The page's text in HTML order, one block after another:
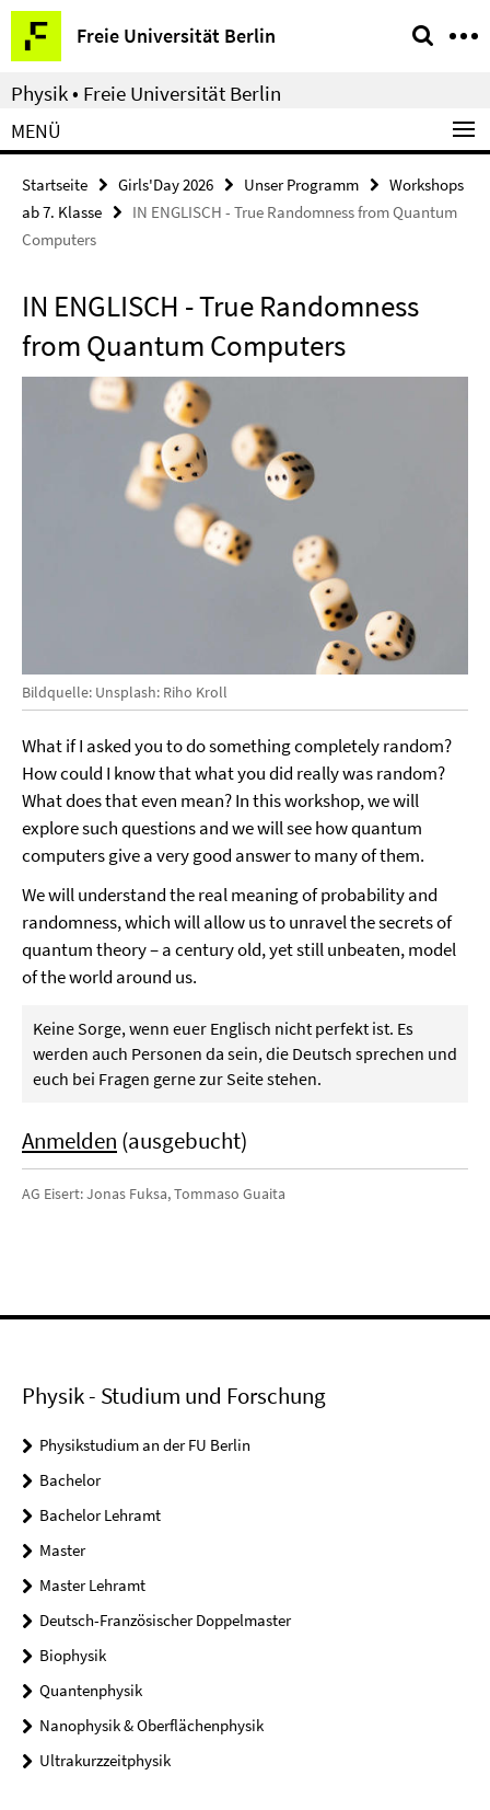
Springe
direkt
zu
Inhalt
Freie Universität Berlin
Service-
Navigation
Physik • Freie Universität Berlin
MENÜ
Startseite Girls'Day 2026 Unser Programm
Workshops
ab 7. Klasse
IN ENGLISCH - True Randomness from Quantum
Computers
IN ENGLISCH - True Randomness
from Quantum Computers
Bildquelle: Unsplash: Riho Kroll
What if I asked you to do something completely random?
How could I know that what you did really was random?
What does that even mean? In this workshop, we will
explore such questions and we will see how quantum
computers give a very good answer to many of them.
We will understand the real meaning of probability and
randomness, which will allow us to unravel the secrets of
quantum theory – a century old, yet still unbeaten, model
of the world around us.
Keine Sorge, wenn euer Englisch nicht perfekt ist. Es
werden auch Personen da sein, die Deutsch sprechen und
euch bei Fragen gerne zur Seite stehen.
Anmelden (ausgebucht)
AG Eisert: Jonas Fuksa, Tommaso Guaita
Physik - Studium und Forschung
Physikstudium an der FU Berlin
Bachelor
Bachelor Lehramt
Master
Master Lehramt
Deutsch-Französischer Doppelmaster
Biophysik
Quantenphysik
Nanophysik & Oberflächenphysik
Ultrakurzzeitphysik